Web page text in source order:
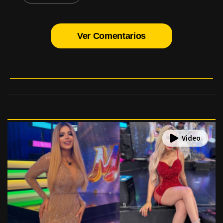
Ver Comentarios